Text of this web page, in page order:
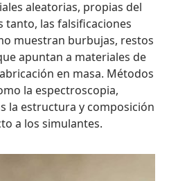
aleatorias, propias del
tanto, las falsificaciones
muestran burbujas, restos
apuntan a materiales de
en masa. Métodos
la espectroscopia,
la estructura y composición
a los simulantes.